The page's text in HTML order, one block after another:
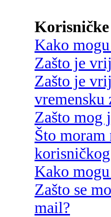
Kako
Zašto je
Zašto je
vremensku
Zašto mog
Što
Kako
Zašto se
mail?